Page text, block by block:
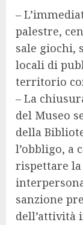
–
palestre,
sale giochi,
locali di
territorio
– La
del Museo
della
l’obbligo, a
rispettare la
sanzione
dell’attività